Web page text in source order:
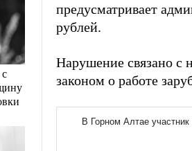
предусматривает
рублей.
Нарушение связано с
законом о работе